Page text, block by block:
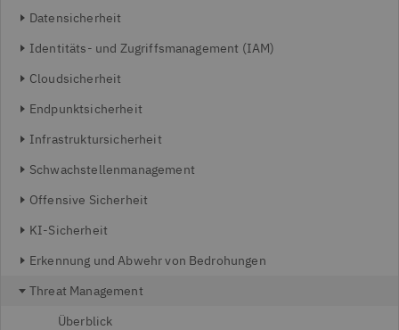
Datensicherheit
Identitäts- und Zugriffsmanagement (IAM)
Cloudsicherheit
Endpunktsicherheit
Infrastruktursicherheit
Schwachstellenmanagement
Offensive Sicherheit
KI-Sicherheit
Erkennung und Abwehr von Bedrohungen
Threat Management
Überblick